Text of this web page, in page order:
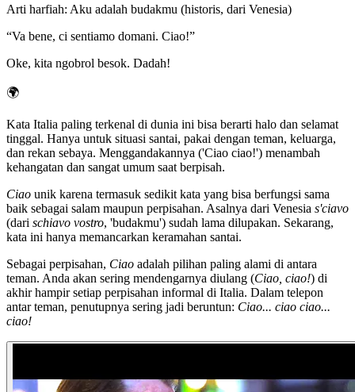
Arti harfiah: Aku adalah budakmu (historis, dari Venesia)
“Va bene, ci sentiamo domani. Ciao!”
Oke, kita ngobrol besok. Dadah!
🌍
Kata Italia paling terkenal di dunia ini bisa berarti halo dan selamat
tinggal. Hanya untuk situasi santai, pakai dengan teman, keluarga,
dan rekan sebaya. Menggandakannya ('Ciao ciao!') menambah
kehangatan dan sangat umum saat berpisah.
Ciao unik karena termasuk sedikit kata yang bisa berfungsi sama
baik sebagai salam maupun perpisahan. Asalnya dari Venesia s'ciavo
(dari schiavo vostro, 'budakmu') sudah lama dilupakan. Sekarang,
kata ini hanya memancarkan keramahan santai.
Sebagai perpisahan, Ciao adalah pilihan paling alami di antara
teman. Anda akan sering mendengarnya diulang (Ciao, ciao!) di
akhir hampir setiap perpisahan informal di Italia. Dalam telepon
antar teman, penutupnya sering jadi beruntun: Ciao... ciao ciao...
ciao!